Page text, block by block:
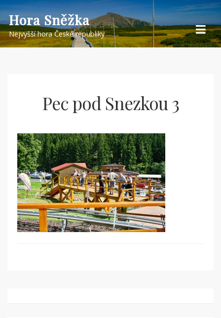
Skip
to
content
Hora Sněžka
Nejvyšší hora České republiky
Pec pod Snezkou 3